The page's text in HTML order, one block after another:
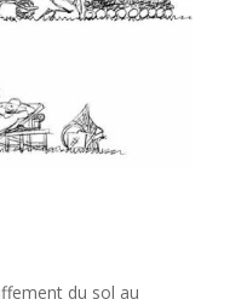
du sol au